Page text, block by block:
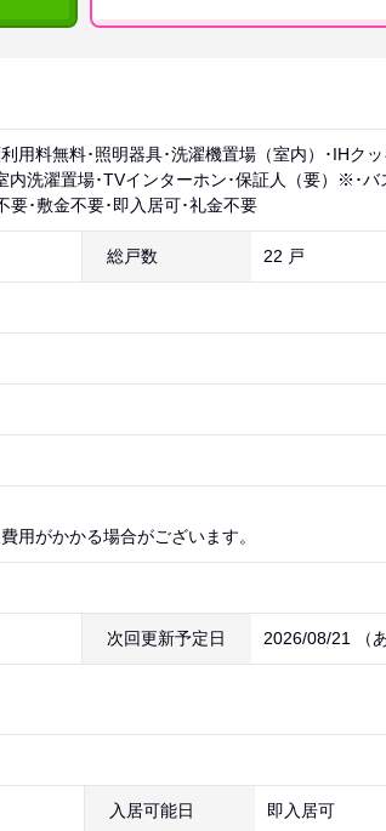
用料無料･照明器具･洗濯機置場（室内）･IHク
内洗濯置場･TVインターホン･保証人（要）※･
要･敷金不要･即入居可･礼金不要
総戸数 22 戸
用がかかる場合がございます。
次回更新予定日 2026/08/21 （
入居可能日 即入居可